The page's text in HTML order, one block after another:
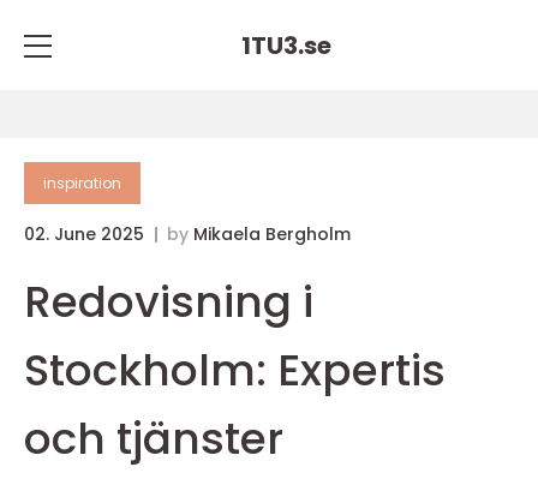
1TU3.se
inspiration
02. June 2025 by Mikaela Bergholm
Redovisning i
Stockholm: Expertis
och tjänster